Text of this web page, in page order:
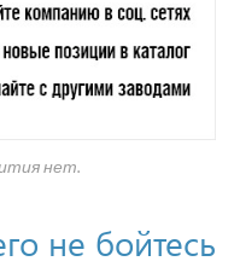
нет.
не бойтесь